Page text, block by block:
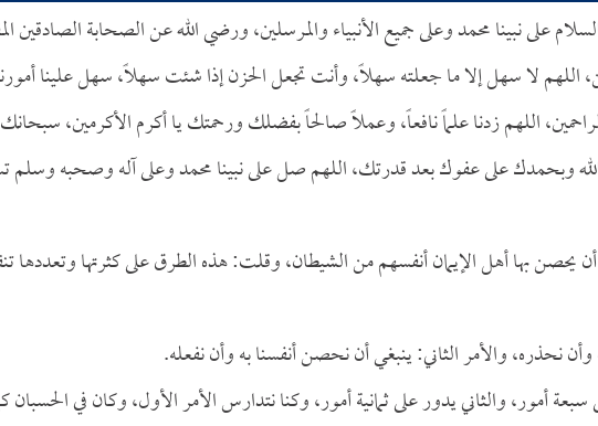
على نبينا محمد وعلى جميع الأنبياء والمرسلين، ورضي الله عن الصحابة الصادقين
اللهم لا سهل إلا ما جعلته سهلاً، وأنت تجعل الحزن إذا شئت سهلاً، سهل علينا
الراحمين، اللهم زدنا علماً نافعاً، وعملاً صالحاً بفضلك ورحمتك يا أكرم الأكرمين،
على عفوك بعد قدرتك، اللهم صل على نبينا محمد وعلى آله وصحبه وسلم
يحصن بها أهل الإيمان أنفسهم من الشيطان، وقلت: هذه الطرق على كثرتها وتعددها
نحذره، والأمر الثاني: ينبغي أن نحصن أنفسنا به وأن نفعله.
أمور، والثاني يدور على ثمانية أمور، وكنا نتدارس الأمر الأول، وكان في